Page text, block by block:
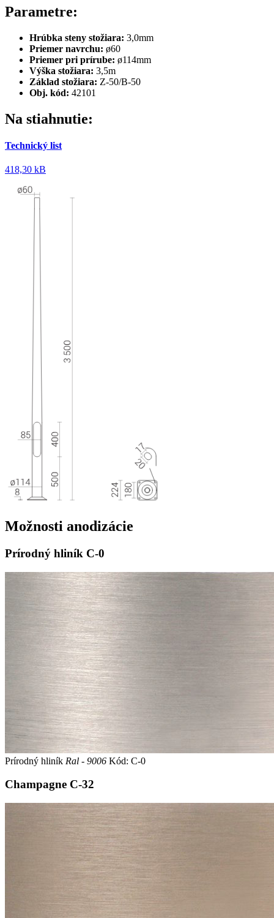
Parametre:
Hrúbka steny stožiara: 3,0mm
Priemer navrchu: ø60
Priemer pri prírube: ø114mm
Výška stožiara: 3,5m
Základ stožiara: Z-50/B-50
Obj. kód: 42101
Na stiahnutie:
Technický list
418,30 kB
Možnosti anodizácie
Prírodný hliník C-0
Prírodný hliník Ral - 9006 Kód: C-0
Champagne C-32